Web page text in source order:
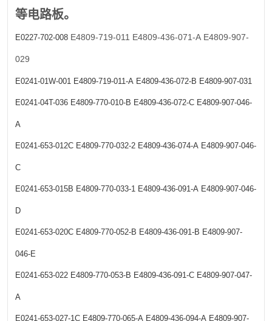
等电路板。
E0227-702-008 E4809-719-011 E4809-436-071-A E4809-907-
029
E0241-01W-001 E4809-719-011-A E4809-436-072-B E4809-907-031
E0241-04T-036 E4809-770-010-B E4809-436-072-C E4809-907-046-
A
E0241-653-012C E4809-770-032-2 E4809-436-074-A E4809-907-046-
C
E0241-653-015B E4809-770-033-1 E4809-436-091-A E4809-907-046-
D
E0241-653-020C E4809-770-052-B E4809-436-091-B E4809-907-
046-E
E0241-653-022 E4809-770-053-B E4809-436-091-C E4809-907-047-
A
E0241-653-027-1C E4809-770-065-A E4809-436-094-A E4809-907-